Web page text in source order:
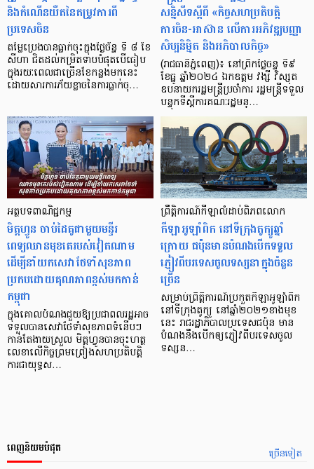
និងកំណើនយឺតនៃតម្រូវការពី
ប្រទេសចិន
តម្លៃប្រេងបានធ្លាក់ចុះក្នុងថ្ងៃច័ន្ទ ទី ៨ ខែ
សីហា ជិតដល់កម្រិតទាបបំផុតបើធៀប
ក្នុងរយៈពេលជាច្រើនខែកន្លងមកនេះ
ដោយសារការភ័យខ្លាចនៃការធ្លាក់ចុ…
សន្និសីទស្ដីពី «កិច្ចសហប្រតិបត្តិ
ការចិន-អាស៊ាន លើការអភិវឌ្ឍបញ្ញា
សិប្បនិម្មិត និងអភិបាលកិច្ច»
(រាជធានីភ្នំពេញ)៖ នៅព្រឹកថ្ងៃចន្ទ ទី៩
ខែធ្នូ ឆ្នាំ២០២៤ ឯកឧត្តម វង្សី វិស្សុត
ឧបនាយករដ្ឋមន្ត្រីប្រចាំការ រដ្ឋមន្ត្រីទទួល
បន្ទុកទីស្ដីការគណៈរដ្ឋមន្…
អត្ថបទពាណិជ្ជកម្ម
មិត្តហ្វូន ចាប់ដៃគូជាមួយមន្ទីរ
ពេទ្យឈានមុខគេរបស់វៀតណាម
ដើម្បីនាំយកសេវាថែទាំសុខភាព
ប្រកបដោយគុណភាពខ្ពស់មកកាន់
កម្ពុជា
ក្នុងគោលបំណងជួយឱ្យប្រជាពលរដ្ឋអាច
ទទួលបានសេវាថែទាំសុខភាពទំនើបៗ
កាន់តែងាយស្រួល មិត្តហ្វូនបានចុះហត្ថ
លេខាលើកិច្ចព្រមព្រៀងសហប្រតិបត្តិ
ការជាយុទ្ធស…
ព្រឹត្តិការណ៍កីឡា​លំដាប់ពិភពលោក
កីឡាអូឡាំពិក នៅទីក្រុងតូក្យូឆ្នាំ
ក្រោយ ជប៉ុនមានបំណងបើកទទួល
ភ្ញៀវពីបរទេសចូលទស្សនាក្នុងចំនួន
ច្រើន
សម្រាប់ព្រឹត្តិការណ៍ប្រកួតកីឡាអូឡាំពិក
នៅទីក្រុងតូក្យូ នៅឆ្នាំ២០២១ខាងមុខ
នេះ រាជរដ្ឋាភិបាលប្រទេសជប៉ុន មាន
បំណងនឹងបើកឲ្យភ្ញៀវពីបរទេសចូល
ទស្សន…
ច្រើនទៀត
ពេញនិយមបំផុត